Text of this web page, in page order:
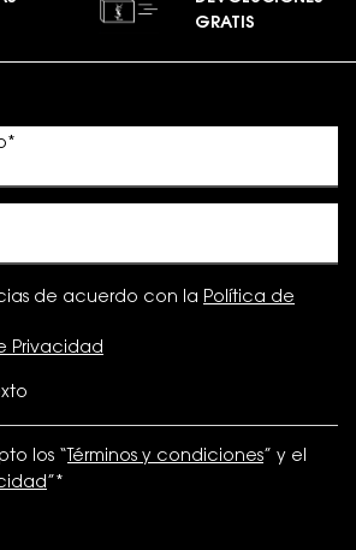
GRATIS
*
de acuerdo con la Política de
Privacidad
los “ Términos y condiciones ” y el
*